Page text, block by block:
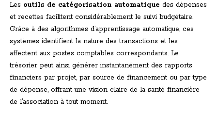
Les outils de catégorisation automatique des dépenses
et recettes facilitent considérablement le suivi budgétaire.
Grâce à des algorithmes d’apprentissage automatique, ces
systèmes identifient la nature des transactions et les
affectent aux postes comptables correspondants. Le
trésorier peut ainsi générer instantanément des rapports
financiers par projet, par source de financement ou par type
de dépense, offrant une vision claire de la santé financière
de l’association à tout moment.